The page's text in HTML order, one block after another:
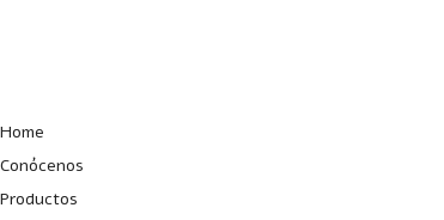
Home
Conócenos
Productos